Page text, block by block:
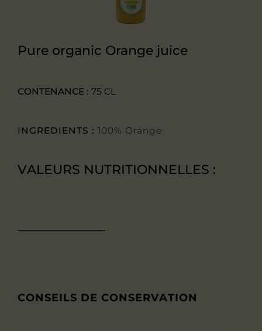
Pure organic Orange juice
CONTENANCE : 75 CL
INGREDIENTS : 100% Orange
VALEURS NUTRITIONNELLES :
CONSEILS DE CONSERVATION